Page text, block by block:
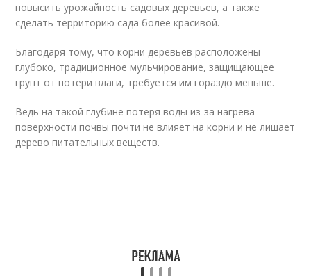
повысить урожайность садовых деревьев, а также
сделать территорию сада более красивой.
Благодаря тому, что корни деревьев расположены
глубоко, традиционное мульчирование, защищающее
грунт от потери влаги, требуется им гораздо меньше.
Ведь на такой глубине потеря воды из-за нагрева
поверхности почвы почти не влияет на корни и не лишает
дерево питательных веществ.